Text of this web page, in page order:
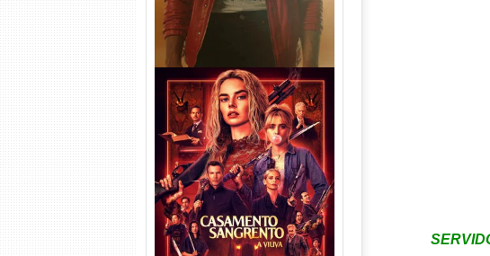
Casamento Sangrento: A
Viúva Torrent (2026) WEB-DL
720p/1080p/4K Dual Áudio